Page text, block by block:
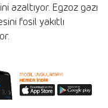
azaltıyor. Egzoz gazı
fosil yakıtlı